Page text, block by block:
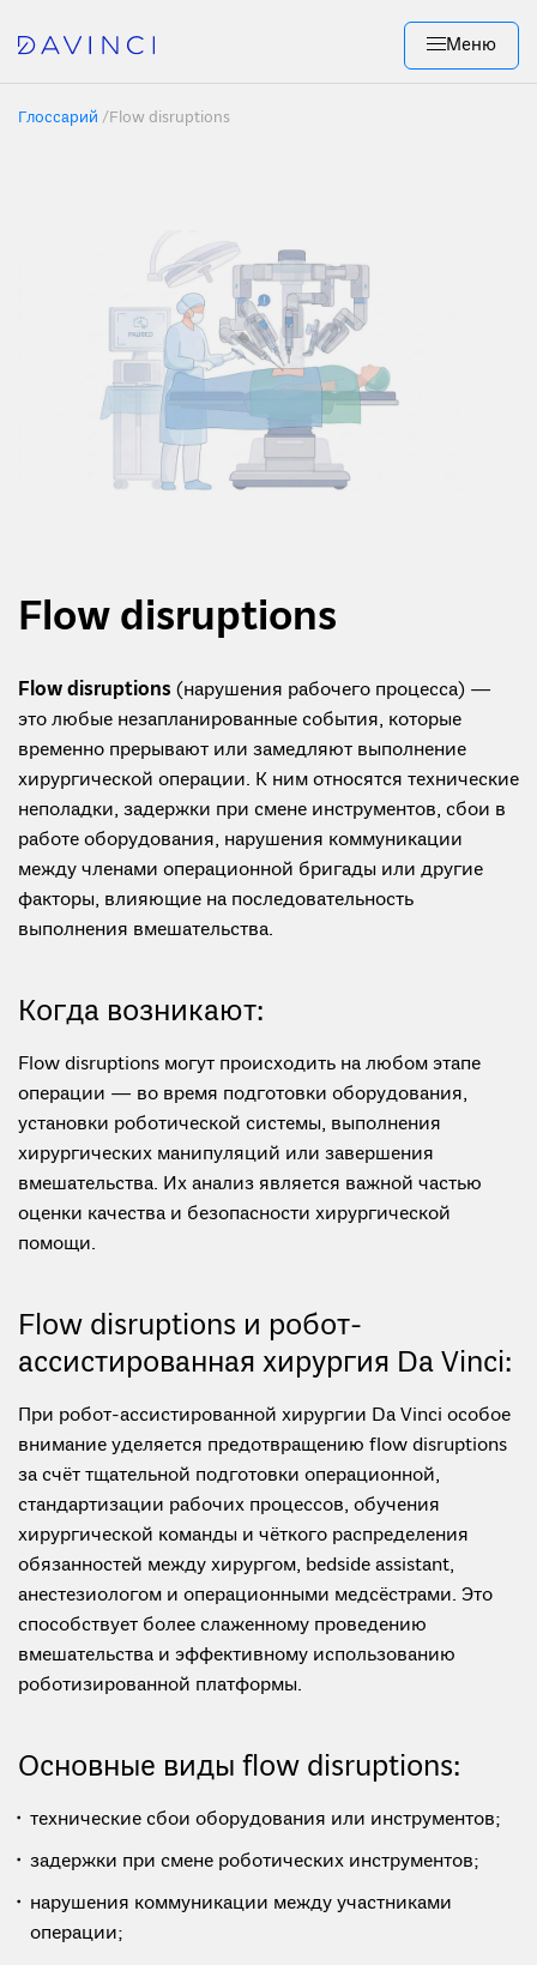
Меню
Глоссарий /Flow disruptions
Flow disruptions
Flow disruptions (нарушения рабочего процесса) —
это любые незапланированные события, которые
временно прерывают или замедляют выполнение
хирургической операции. К ним относятся технические
неполадки, задержки при смене инструментов, сбои в
работе оборудования, нарушения коммуникации
между членами операционной бригады или другие
факторы, влияющие на последовательность
выполнения вмешательства.
Когда возникают:
Flow disruptions могут происходить на любом этапе
операции — во время подготовки оборудования,
установки роботической системы, выполнения
хирургических манипуляций или завершения
вмешательства. Их анализ является важной частью
оценки качества и безопасности хирургической
помощи.
Flow disruptions и робот-
ассистированная хирургия Da Vinci:
При робот-ассистированной хирургии Da Vinci особое
внимание уделяется предотвращению flow disruptions
за счёт тщательной подготовки операционной,
стандартизации рабочих процессов, обучения
хирургической команды и чёткого распределения
обязанностей между хирургом, bedside assistant,
анестезиологом и операционными медсёстрами. Это
способствует более слаженному проведению
вмешательства и эффективному использованию
роботизированной платформы.
Основные виды flow disruptions:
технические сбои оборудования или инструментов;
задержки при смене роботических инструментов;
нарушения коммуникации между участниками
операции;